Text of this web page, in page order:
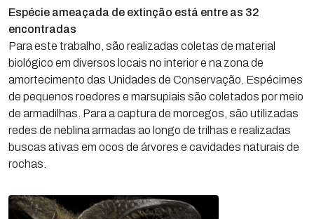
Espécie ameaçada de extinção está entre as 32
encontradas
Para este trabalho, são realizadas coletas de material
biológico em diversos locais no interior e na zona de
amortecimento das Unidades de Conservação. Espécimes
de pequenos roedores e marsupiais são coletados por meio
de armadilhas. Para a captura de morcegos, são utilizadas
redes de neblina armadas ao longo de trilhas e realizadas
buscas ativas em ocos de árvores e cavidades naturais de
rochas.